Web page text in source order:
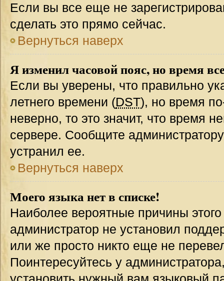
Если вы все еще не
сделать это прямо сейчас.
Вернуться наверх
Я изменил часовой пояс, но время
Если вы уверены, что правильно
летнего времени (DST), но время
неверно, то это значит, что время
сервере. Сообщите
устранил ее.
Вернуться наверх
Моего языка нет в списке!
Наиболее вероятные причины этого
администратор не установил
или же просто никто еще не
Поинтересуйтесь у